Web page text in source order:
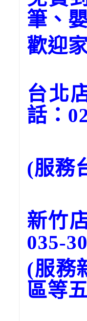
筆、
歡迎
台北
話：
(服務
新竹
035-
(服務
區等